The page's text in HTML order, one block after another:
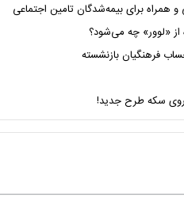
و همراه برای بیمه‌شدگان تامین اجتماعی
«لوور» چه می‌شود؟
سکه طرح جدید!